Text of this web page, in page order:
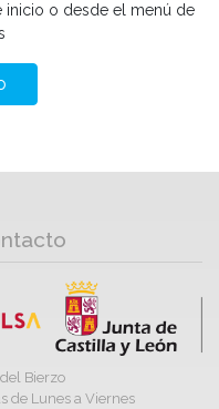
inicio o desde el menú de
Bierzo
de Lunes a Viernes